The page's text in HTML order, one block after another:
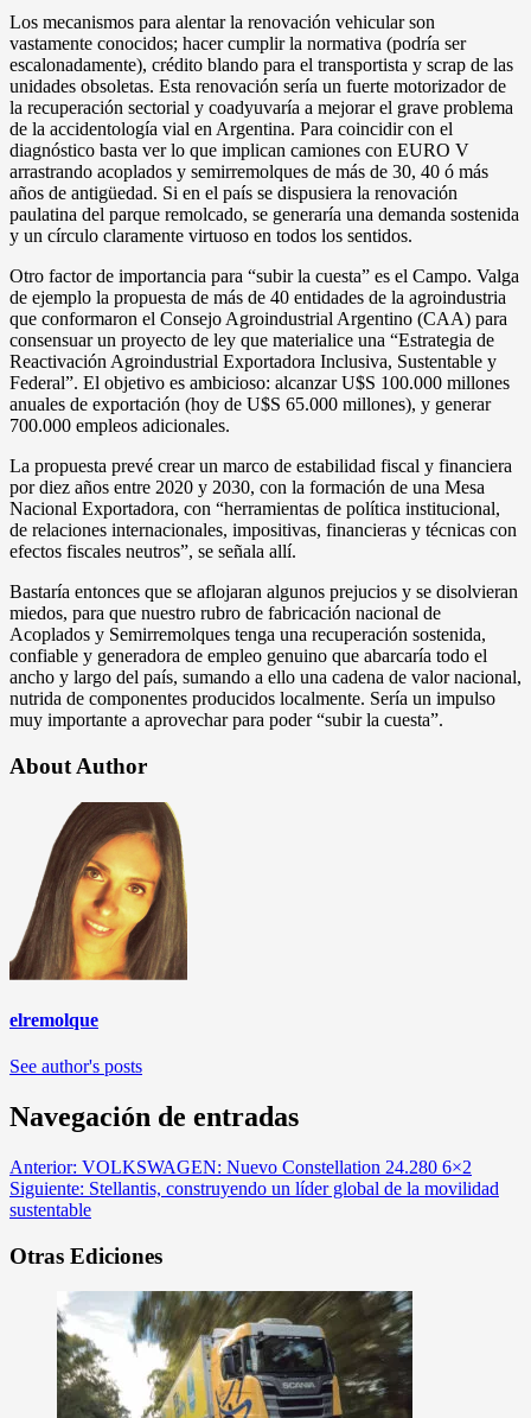
Los mecanismos para alentar la renovación vehicular son
vastamente conocidos; hacer cumplir la normativa (podría ser
escalonadamente), crédito blando para el transportista y scrap de las
unidades obsoletas. Esta renovación sería un fuerte motorizador de
la recuperación sectorial y coadyuvaría a mejorar el grave problema
de la accidentología vial en Argentina. Para coincidir con el
diagnóstico basta ver lo que implican camiones con EURO V
arrastrando acoplados y semirremolques de más de 30, 40 ó más
años de antigüedad. Si en el país se dispusiera la renovación
paulatina del parque remolcado, se generaría una demanda sostenida
y un círculo claramente virtuoso en todos los sentidos.
Otro factor de importancia para “subir la cuesta” es el Campo. Valga
de ejemplo la propuesta de más de 40 entidades de la agroindustria
que conformaron el Consejo Agroindustrial Argentino (CAA) para
consensuar un proyecto de ley que materialice una “Estrategia de
Reactivación Agroindustrial Exportadora Inclusiva, Sustentable y
Federal”. El objetivo es ambicioso: alcanzar U$S 100.000 millones
anuales de exportación (hoy de U$S 65.000 millones), y generar
700.000 empleos adicionales.
La propuesta prevé crear un marco de estabilidad fiscal y financiera
por diez años entre 2020 y 2030, con la formación de una Mesa
Nacional Exportadora, con “herramientas de política institucional,
de relaciones internacionales, impositivas, financieras y técnicas con
efectos fiscales neutros”, se señala allí.
Bastaría entonces que se aflojaran algunos prejucios y se disolvieran
miedos, para que nuestro rubro de fabricación nacional de
Acoplados y Semirremolques tenga una recuperación sostenida,
confiable y generadora de empleo genuino que abarcaría todo el
ancho y largo del país, sumando a ello una cadena de valor nacional,
nutrida de componentes producidos localmente. Sería un impulso
muy importante a aprovechar para poder “subir la cuesta”.
About Author
elremolque
See author's posts
Navegación de entradas
Anterior: VOLKSWAGEN: Nuevo Constellation 24.280 6×2
Siguiente: Stellantis, construyendo un líder global de la movilidad
sustentable
Otras Ediciones